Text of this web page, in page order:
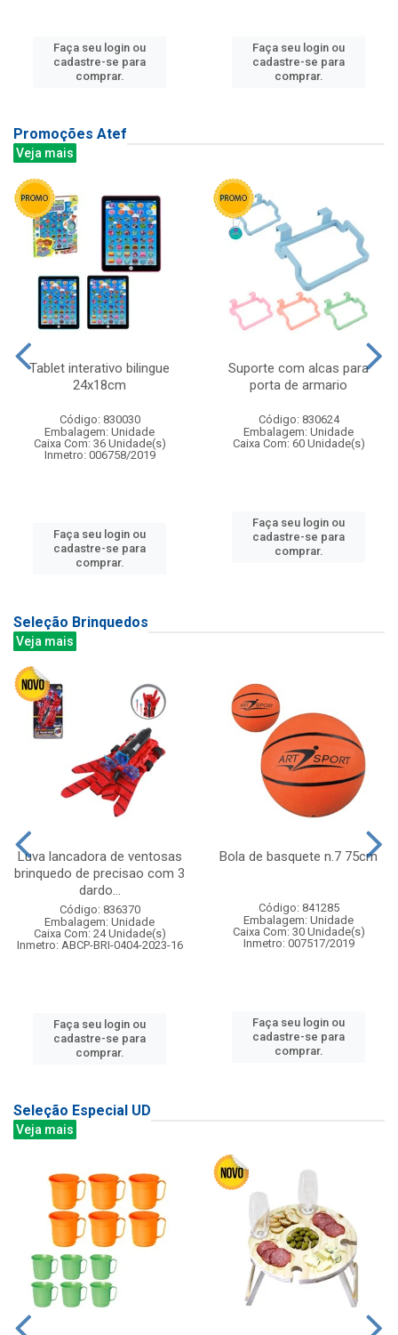
Faça seu login ou
cadastre-se para
comprar.
Faça seu login ou
cadastre-se para
comprar.
Promoções Atef
Veja mais
Tablet interativo bilingue
24x18cm
Código: 830030
Embalagem: Unidade
Caixa Com: 36 Unidade(s)
Inmetro: 006758/2019
Faça seu login ou
cadastre-se para
comprar.
Suporte com alcas para
porta de armario
Código: 830624
Embalagem: Unidade
Caixa Com: 60 Unidade(s)
Faça seu login ou
cadastre-se para
comprar.
Seleção Brinquedos
Veja mais
Luva lancadora de ventosas
brinquedo de precisao com 3
dardo...
Código: 836370
Embalagem: Unidade
Caixa Com: 24 Unidade(s)
Inmetro: ABCP-BRI-0404-2023-16
Faça seu login ou
cadastre-se para
comprar.
Bola de basquete n.7 75cm
Código: 841285
Embalagem: Unidade
Caixa Com: 30 Unidade(s)
Inmetro: 007517/2019
Faça seu login ou
cadastre-se para
comprar.
Seleção Especial UD
Veja mais